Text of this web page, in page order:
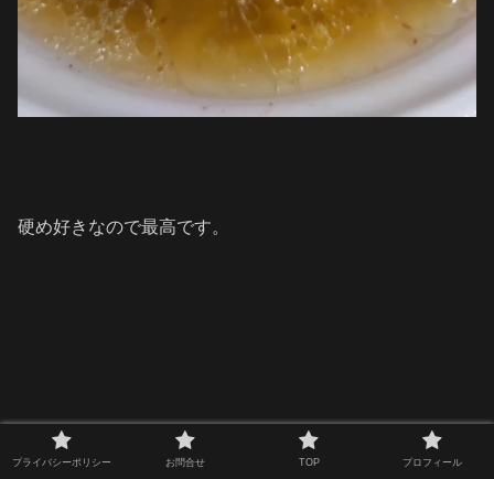
硬め好きなので最高です。
プライバシーポリシー お問合せ TOP プロフィール